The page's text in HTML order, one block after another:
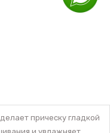
прическу гладкой